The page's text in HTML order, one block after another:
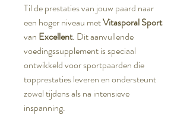
Til de prestaties van jouw paard naar
een hoger niveau metVitasporal Sport
van Excellent. Dit aanvullende
voedingssupplement is speciaal
ontwikkeld voor sportpaarden die
topprestaties leveren en ondersteunt
zowel tijdens als na intensieve
inspanning.